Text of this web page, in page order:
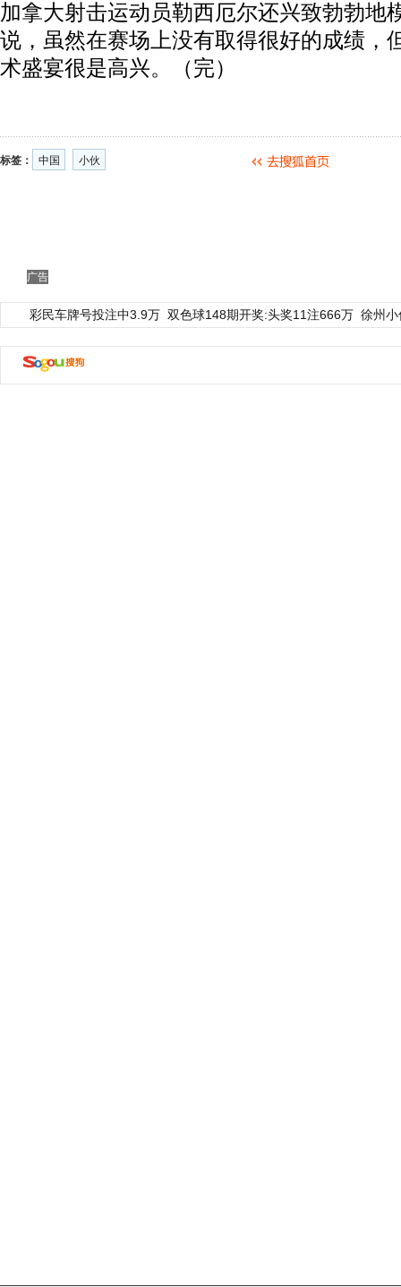
加拿大射击运动员勒西厄尔还兴致勃勃地
说，虽然在赛场上没有取得很好的成绩，
术盛宴很是高兴。（完）
标签： 中国 小伙
广告
彩民车牌号投注中3.9万 双色球148期开奖:头奖11注666万 徐州